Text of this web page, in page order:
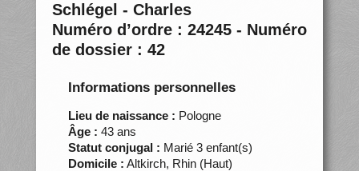
Schlégel - Charles
Numéro d’ordre : 24245 - Numéro
de dossier : 42
Informations personnelles
Lieu de naissance : Pologne
Âge : 43 ans
Statut conjugal : Marié 3 enfant(s)
Domicile : Altkirch, Rhin (Haut)